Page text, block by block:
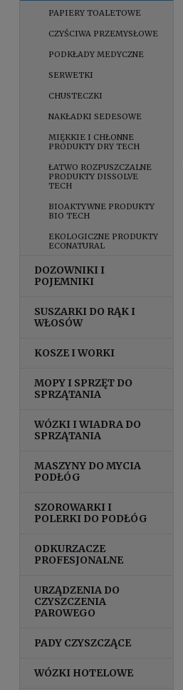
PAPIERY TOALETOWE
CZYŚCIWA PRZEMYSŁOWE
PODKŁADY MEDYCZNE
SERWETKI
CHUSTECZKI
NAKŁADKI SEDESOWE
MIĘKKIE I CHŁONNE
PRODUKTY DRY TECH
ŁATWO ROZPUSZCZALNE
PRODUKTY DISSOLVE
TECH
BIOAKTYWNE PRODUKTY
BIO TECH
EKOLOGICZNE PRODUKTY
ECONATURAL
DOZOWNIKI I
POJEMNIKI
SUSZARKI DO RĄK I
WŁOSÓW
KOSZE I WORKI
MOPY I SPRZĘT DO
SPRZĄTANIA
WÓZKI I WIADRA DO
SPRZĄTANIA
MASZYNY DO MYCIA
PODŁÓG
SZOROWARKI I
POLERKI DO PODŁÓG
ODKURZACZE
PROFESJONALNE
URZĄDZENIA DO
CZYSZCZENIA
PAROWEGO
PADY CZYSZCZĄCE
WÓZKI HOTELOWE